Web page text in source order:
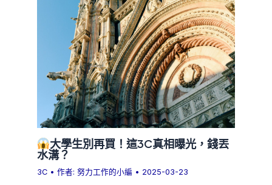
大學生別再買！這3C真相曝光，錢丟
水溝？
3C • 作者:努力工作的小編 • 2025-03-23